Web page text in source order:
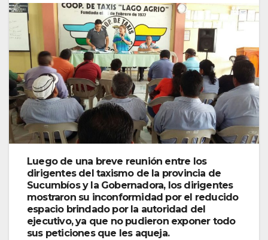
Luego de una breve reunión entre los
dirigentes del taxismo de la provincia de
Sucumbíos y la Gobernadora, los dirigentes
mostraron su inconformidad por el reducido
espacio brindado por la autoridad del
ejecutivo, ya que no pudieron exponer todo
sus peticiones que les aqueja.